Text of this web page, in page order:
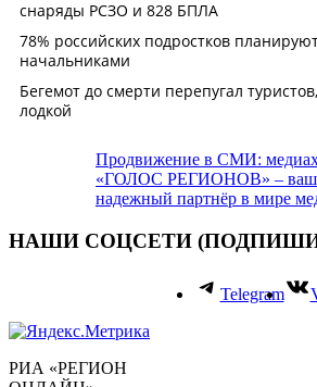
Продвижение в СМИ:
«ГОЛОС РЕГИОНОВ» – ваш
надежный партнёр в мире
НАШИ СОЦСЕТИ
Telegram
РИА «РЕГИОН